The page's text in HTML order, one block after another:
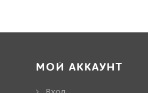
МОЙ АККАУНТ